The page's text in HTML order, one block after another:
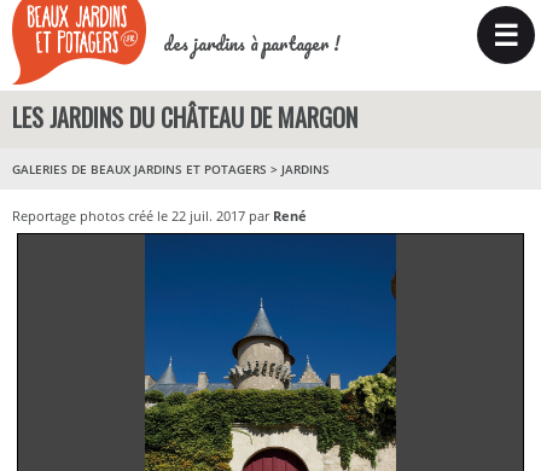
des jardins à partager ! ☰
LES JARDINS DU CHÂTEAU DE MARGON
GALERIES DE BEAUX JARDINS ET POTAGERS > JARDINS
Reportage photos créé le 22 juil. 2017 par René